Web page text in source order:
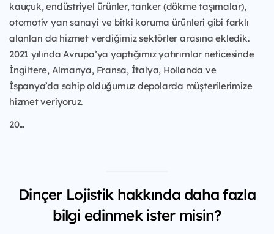
kauçuk, endüstriyel ürünler, tanker (dökme taşımalar),
otomotiv yan sanayi ve bitki koruma ürünleri gibi farklı
alanları da hizmet verdiğimiz sektörler arasına ekledik.
2021 yılında Avrupa’ya yaptığımız yatırımlar neticesinde
İngiltere, Almanya, Fransa, İtalya, Hollanda ve
İspanya’da sahip olduğumuz depolarda müşterilerimize
hizmet veriyoruz.
20...
Dinçer Lojistik hakkında daha fazla
bilgi edinmek ister misin?